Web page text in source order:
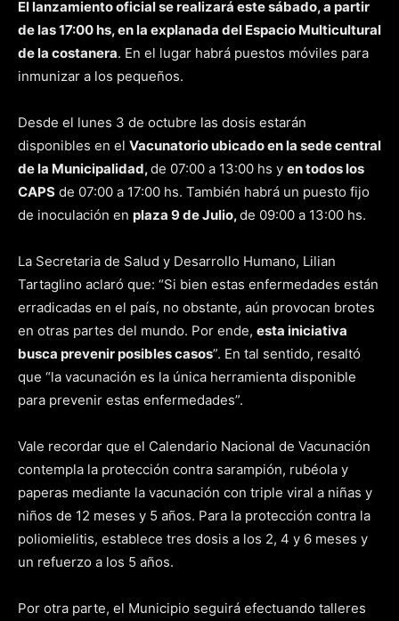
El lanzamiento oficial se realizará este sábado, a partir
de las 17:00 hs, en la explanada del Espacio Multicultural
de la costanera. En el lugar habrá puestos móviles para
inmunizar a los pequeños.
Desde el lunes 3 de octubre las dosis estarán
disponibles en el Vacunatorio ubicado en la sede central
de la Municipalidad,de 07:00 a 13:00 hs y en todos los
CAPS de 07:00 a 17:00 hs. También habrá un puesto fijo
de inoculación en plaza 9 de Julio,de 09:00 a 13:00 hs.
La Secretaria de Salud y Desarrollo Humano, Lilian
Tartaglino aclaró que: “Si bien estas enfermedades están
erradicadas en el país, no obstante, aún provocan brotes
en otras partes del mundo. Por ende, esta iniciativa
busca prevenir posibles casos”. En tal sentido, resaltó
que “la vacunación es la única herramienta disponible
para prevenir estas enfermedades”.
Vale recordar que el Calendario Nacional de Vacunación
contempla la protección contra sarampión, rubéola y
paperas mediante la vacunación con triple viral a niñas y
niños de 12 meses y 5 años. Para la protección contra la
poliomielitis, establece tres dosis a los 2, 4 y 6 meses y
un refuerzo a los 5 años.
Por otra parte, el Municipio seguirá efectuando talleres